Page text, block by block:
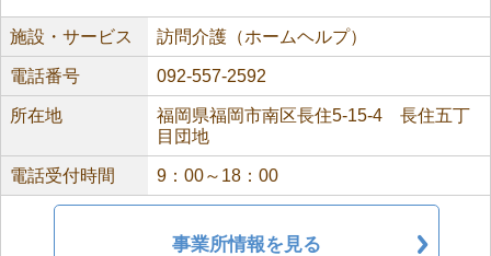
施設・サービス 訪問介護（ホームヘルプ）
電話番号 092-557-2592
所在地
福岡県福岡市南区長住5-15-4 長住五丁
目団地
電話受付時間 9：00～18：00
事業所情報を見る